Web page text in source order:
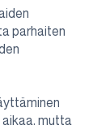
parhaiten
aikaa, mutta